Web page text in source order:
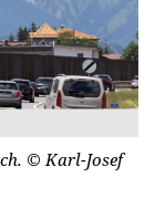
© Karl-Josef